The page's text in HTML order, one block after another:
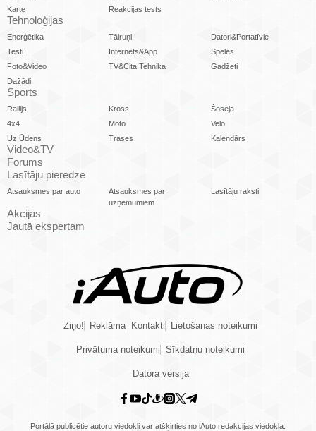
Karte
Reakcijas tests
Tehnoloģijas
Enerģētika Tālruņi
Datori&Portatīvie
Testi
Internets&App
Spēles
Foto&Video
TV&Cita Tehnika
Gadžeti
Dažādi
Sports
Rallijs Kross
Šoseja
4x4
Moto
Velo
Uz Ūdens
Trases Kalendārs
Video&TV
Forums
Lasītāju pieredze
Atsauksmes par auto
Atsauksmes par
uzņēmumiem
Lasītāju raksti
Akcijas
Jautā ekspertam
Ziņo! Reklāma Kontakti Lietošanas noteikumi
Privātuma noteikumi Sīkdatņu noteikumi
Datora versija
Portālā publicētie autoru viedokļi var atšķirties no iAuto redakcijas viedokļa.